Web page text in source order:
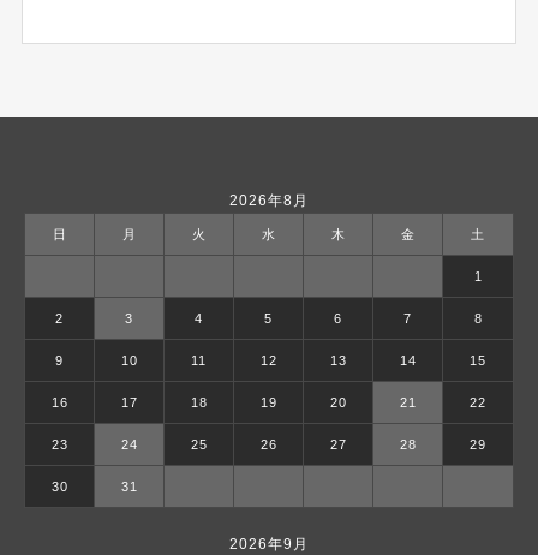
2026年8月
日 月 火 水 木 金 土
1
2 3 4 5 6 7 8
9 10 11 12 13 14 15
16 17 18 19 20 21 22
23 24 25 26 27 28 29
30 31
2026年9月